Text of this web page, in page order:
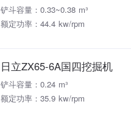
铲斗容量：0.33~0.38 m³
额定功率：44.4 kw/rpm
日立ZX65-6A国四挖掘机
铲斗容量：0.24 m³
额定功率：35.9 kw/rpm